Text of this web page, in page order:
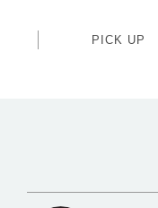
PICK UP